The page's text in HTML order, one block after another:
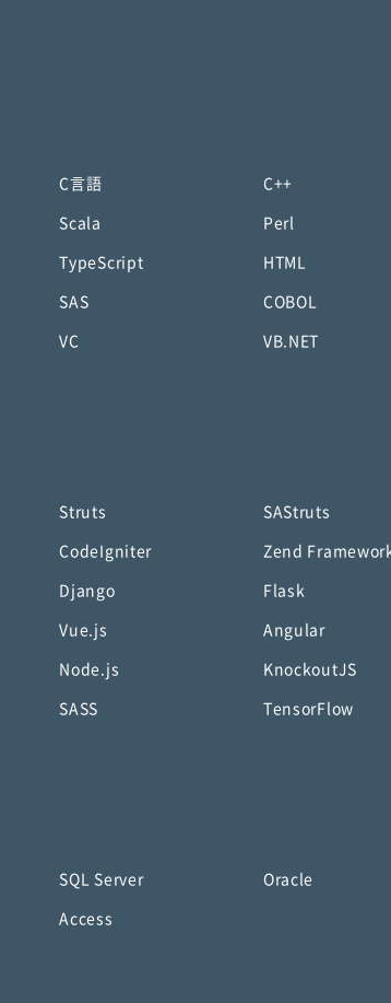
C言語 C++
Scala Perl
TypeScript HTML
SAS COBOL
VC VB.NET
Struts SAStruts
CodeIgniter Zend
Django Flask
Vue.js Angular
Node.js KnockoutJS
SASS TensorFlow
SQL Server Oracle
Access